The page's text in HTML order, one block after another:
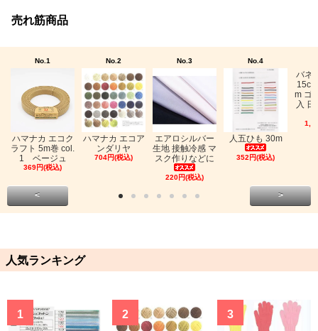
売れ筋商品
No.1
ハマナカ エコク
ラフト 5m巻 col.
1 ベージュ
369円(税込)
No.2
ハマナカ エコア
ンダリヤ
704円(税込)
No.3
エアロシルバー
生地 接触冷感 マ
スク作りなどに
220円(税込)
No.4
人五ひも 30m
352円(税込)
バネ
m ゴ
入
< >
人気ランキング
1 2 3